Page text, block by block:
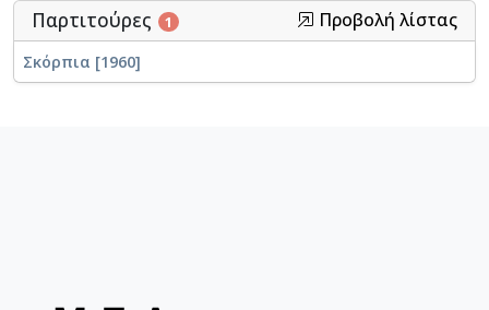
Παρτιτούρες 1 Προβολή λίστας
Σκόρπια [1960]